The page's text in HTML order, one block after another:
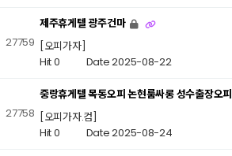
27759
제주휴게텔 광주건마
[오피가자]
Hit 0 Date 2025-08-22
27758
중랑휴게텔 목동오피 논현룸싸롱 성수출장오피
[오피가자.컴]
Hit 0 Date 2025-08-24